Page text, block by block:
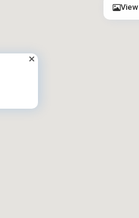
View